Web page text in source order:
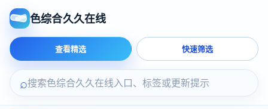
色综合久久在线
⌕
查看精选 快速筛选